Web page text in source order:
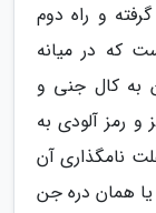
و راه دوم
که در میانه
به کال جنی و
رمز آلودی به
نامگذاری آن
یا همان دره جن